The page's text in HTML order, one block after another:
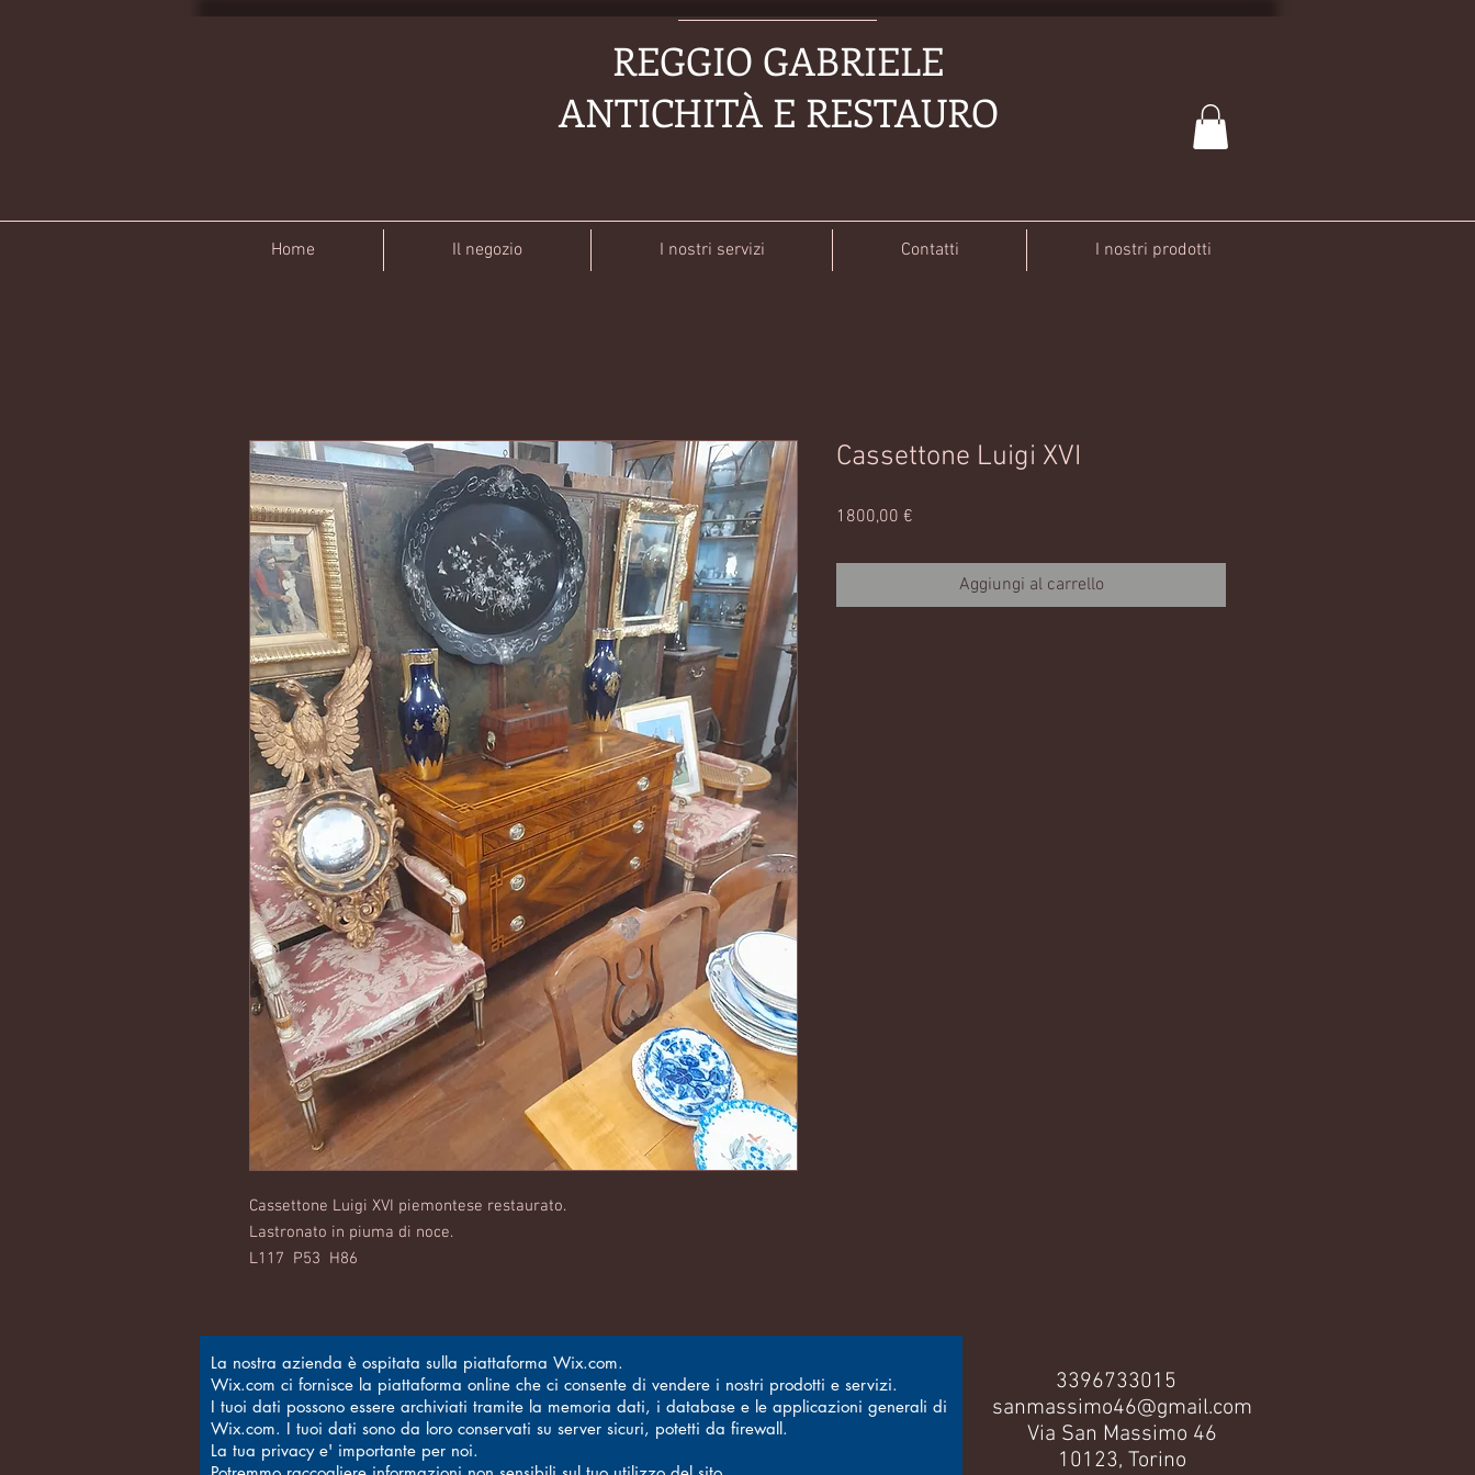
REGGIO GABRIELE
ANTICHITÀ E RESTAURO
Home Il negozio I nostri servizi Contatti I nostri prodotti
Cassettone Luigi XVI piemontese restaurato.
Lastronato in piuma di noce.
L117 P53 H86
Cassettone Luigi XVI
1800,00 €
Aggiungi al carrello
La nostra azienda è ospitata sulla piattaforma Wix.com.
Wix.com ci fornisce la piattaforma online che ci consente di vendere i nostri prodotti e servizi.
I tuoi dati possono essere archiviati tramite la memoria dati, i database e le applicazioni generali di
Wix.com. I tuoi dati sono da loro conservati su server sicuri, potetti da firewall.
La tua privacy e' importante per noi.
3396733015
sanmassimo46@gmail.com
Via San Massimo 46
10123, Torino